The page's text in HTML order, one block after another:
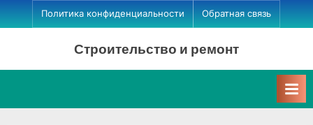
Skip
to
Политика конфиденциальности Обратная связь
Строительство и ремонт